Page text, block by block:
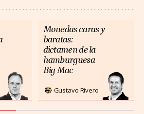
Monedas caras y
baratas:
dictamen de la
hamburguesa
Big Mac
Gustavo Rivero